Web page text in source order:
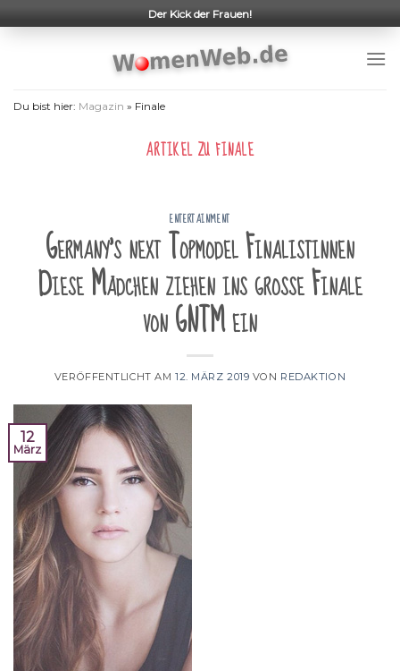
to
Der Kick der Frauen!
Du bist hier: Magazin » Finale
ARTIKEL ZU FINALE
ENTERTAINMENT
Germany's next Topmodel Finalistinnen
Diese Mädchen ziehen ins große Finale
von GNTM ein
VERÖFFENTLICHT AM 12. MÄRZ 2019 VON REDAKTION
12
März